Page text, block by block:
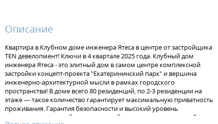
Описание
Квартира в Клубном доме инженера Ятеса в центре от застройщика
TEN девелопмент! Ключи в 4 квартале 2025 года. Клубный дом
инженера Ятеса - это элитный дом в самом центре комплексной
застройки концепт-проекта "Екатерининский парк" и вершина
инженерно-архитектурной мысли в рамках городского
пространства! В доме всего 80 резиденций, по 2-3 резиденции на
этаже — такое количество гарантирует максимальную приватность
проживания. Гарантия безопасности и высокий уровень
приватности также обеспечиваются благодаря двухуровневой